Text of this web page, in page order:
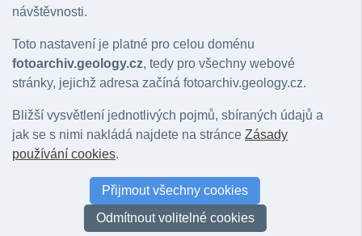
Geologický den 2022
Geologický den 2022
© Man, Oleg | 2022
návštěvnosti.
Toto nastavení je platné pro celou doménu
fotoarchiv.geology.cz, tedy pro všechny webové
stránky, jejichž adresa začíná fotoarchiv.geology.cz.
Bližší vysvětlení jednotlivých pojmů, sbíraných údajů a
jak se s nimi nakládá najdete na stránce Zásady
používání cookies.
Přijmout všechny cookies
Odmítnout volitelné cookies